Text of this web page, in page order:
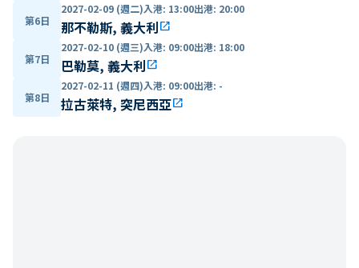
第6日
2027-02-09 (週二)入港: 13:00出港: 20:00
那不勒斯, 義大利open_in_new
第7日
2027-02-10 (週三)入港: 09:00出港: 18:00
巴勒莫, 義大利open_in_new
第8日
2027-02-11 (週四)入港: 09:00出港: -
拉古萊特, 突尼西亞open_in_new